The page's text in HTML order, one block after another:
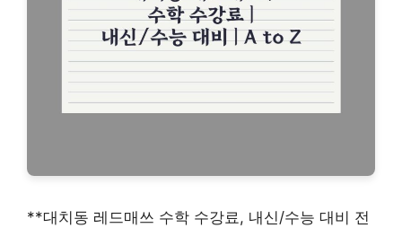
**대치동 레드매쓰 수학 수강료, 내신/수능 대비 전